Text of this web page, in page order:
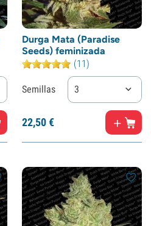
Durga Mata (Paradise
Seeds) feminizada
(11)
Semillas 3
22,50€